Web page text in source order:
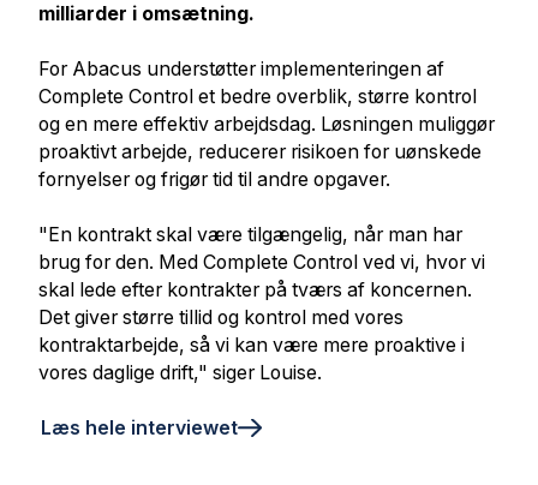
milliarder i omsætning.
For Abacus understøtter implementeringen af
Complete Control et bedre overblik, større kontrol
og en mere effektiv arbejdsdag. Løsningen muliggør
proaktivt arbejde, reducerer risikoen for uønskede
fornyelser og frigør tid til andre opgaver.
"En kontrakt skal være tilgængelig, når man har
brug for den. Med Complete Control ved vi, hvor vi
skal lede efter kontrakter på tværs af koncernen.
Det giver større tillid og kontrol med vores
kontraktarbejde, så vi kan være mere proaktive i
vores daglige drift," siger Louise.
Læs hele interviewet